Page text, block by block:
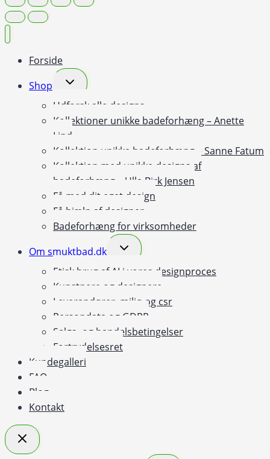
Forside
Shop
Skift
undermenu
Udforsk alle designs
Kollektioner unikke badeforhæng – Anette
Lind
Kollektion unikke badeforhæng – Sanne Fatum
Kollektion med unikke designs af
badeforhæng – Ulla Birk Jensen
Få med dit eget design
Få hjælp af designer
Badeforhæng for virksomheder
Om smuktbad.dk
Skift
undermenu
Etisk brug af AI i vores designproces
Kunstnere og designere
Leverandører, miljø og csr
Persondata og GDPR
Salgs- og handelsbetingelser
Fortrydelsesret
Kundegalleri
FAQ
Blog
Kontakt